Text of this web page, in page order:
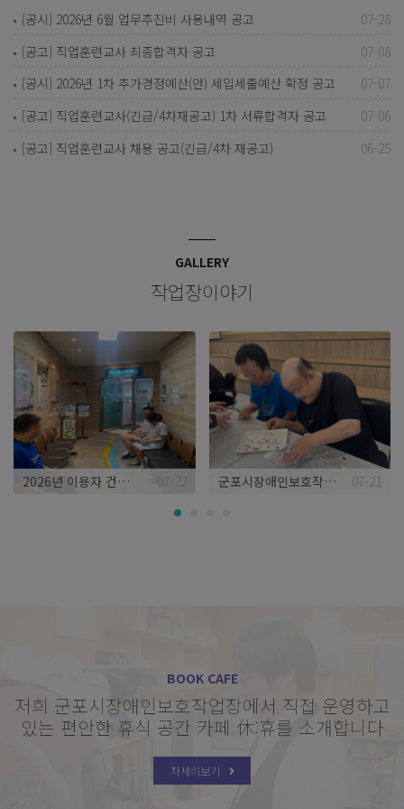
[공시] 2026년 6월 업무추진비 사용내역 공고
07-28
[공고] 직업훈련교사 최종합격자 공고
07-08
[공시] 2026년 1차 추가경정예산(안) 세입세출예산 확정 공고
07-07
[공고] 직업훈련교사(긴급/4차재공고) 1차 서류합격자 공고
07-06
[공고] 직업훈련교사 채용 공고(긴급/4차 재공고)
06-25
GALLERY
작업장이야기
2026년 이용자 건강검진 실시 07-22 군포시장애인보호작업장 6월 프로그램 진행 07-21
BOOK CAFE
저희 군포시장애인보호작업장에서 직접 운영하고
있는 편안한 휴식 공간 카페 休:휴를 소개합니다
자세히보기